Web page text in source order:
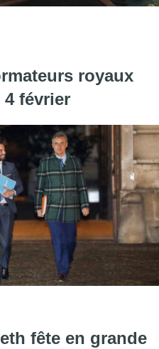
Frequencies sur le toit…
royaux
4 février
"La mission des informateurs
fête en grande